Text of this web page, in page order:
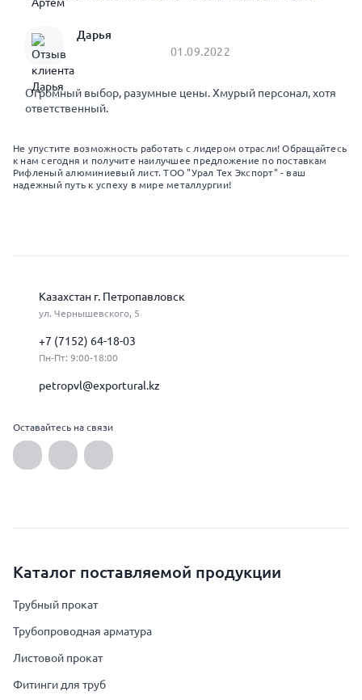
Дарья
01.09.2022
Огромный выбор, разумные цены. Хмурый персонал, хотя
ответственный.
Не упустите возможность работать с лидером отрасли! Обращайтесь
к нам сегодня и получите наилучшее предложение по поставкам
Рифленый алюминиевый лист. ТОО "Урал Тех Экспорт" - ваш
надежный путь к успеху в мире металлургии!
Казахстан г. Петропавловск
ул. Чернышевского, 5
+7 (7152) 64-18-03
Пн-Пт: 9:00-18:00
petropvl@exportural.kz
Оставайтесь на связи
Каталог поставляемой продукции
Трубный прокат
Трубопроводная арматура
Листовой прокат
Фитинги для труб